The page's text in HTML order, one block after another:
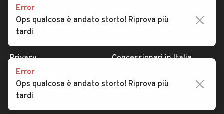
Serve aiuto?
Dati identificativi
Privacy
Impostazioni Privacy
Security
Tutte le auto usate
Concessionari in Italia
Valutazione auto
Error
Ops qualcosa è andato storto! Riprova più
tardi
Error
Ops qualcosa è andato storto! Riprova più
tardi